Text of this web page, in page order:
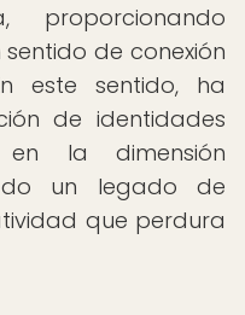
proporcionando
de conexión
este sentido, ha
de identidades
en la dimensión
un legado de
que perdura